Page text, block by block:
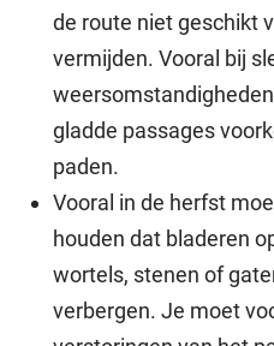
de route niet geschikt
vermijden. Vooral bij
gladde passages
paden.
Vooral in de herfst
houden dat bladeren
wortels, stenen of
verbergen. Je moet